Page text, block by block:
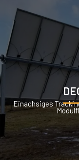
Einachsiges